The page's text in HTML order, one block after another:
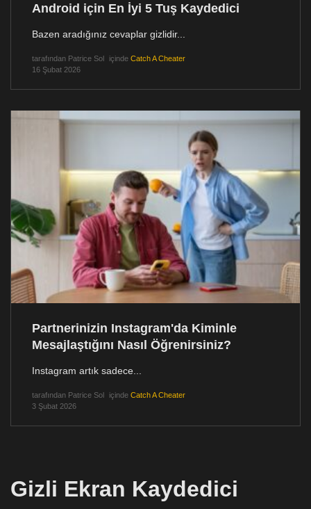
Android için En İyi 5 Tuş Kaydedici
Bazen aradığınız cevaplar gizlidir...
tarafından Patrice Sol içinde Catch A Cheater
16 Şubat 2026
Partnerinizin Instagram'da Kiminle
Mesajlaştığını Nasıl Öğrenirsiniz?
Instagram artık sadece...
tarafından Patrice Sol içinde Catch A Cheater
3 Şubat 2026
Gizli Ekran Kaydedici